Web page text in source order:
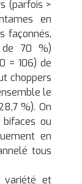
(parfois >
en
façonnés,
de 70 %)
= 106) de
choppers
le
%). On
ou
en
tous
variété et